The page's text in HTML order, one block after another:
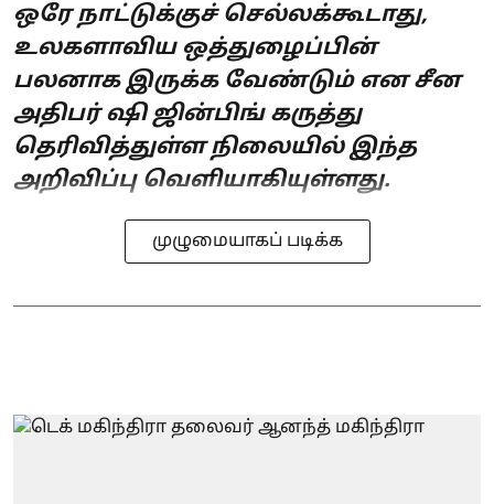
ஒரே நாட்டுக்குச் செல்லக்கூடாது,
உலகளாவிய ஒத்துழைப்பின்
பலனாக இருக்க வேண்டும் என சீன
அதிபர் ஷி ஜின்பிங் கருத்து
தெரிவித்துள்ள நிலையில் இந்த
அறிவிப்பு வெளியாகியுள்ளது.
முழுமையாகப் படிக்க